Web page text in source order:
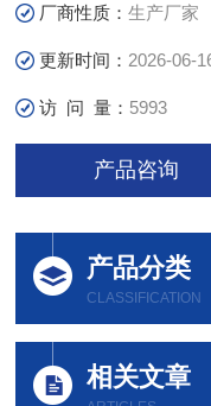
厂商性质：生产厂家
更新时间： 2026-06-
访 问 量： 5993
产品咨询
产品分类
CLASSIFICATION
相关文章